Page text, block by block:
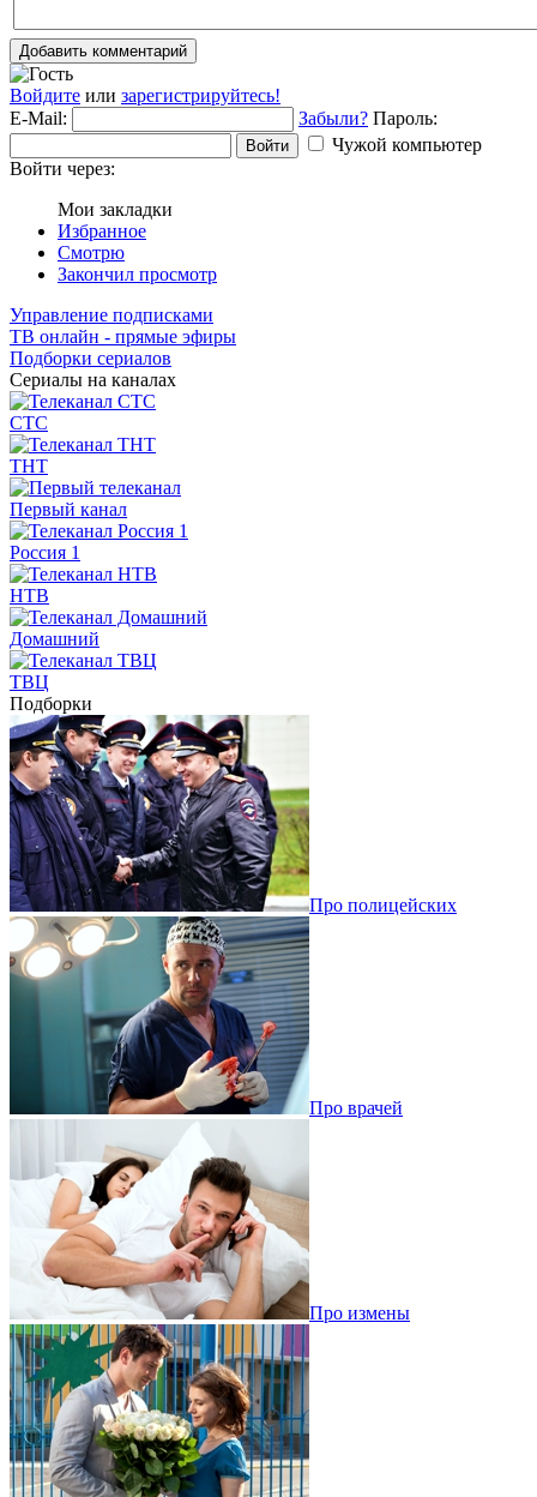
Добавить комментарий
Войдите или зарегистрируйтесь!
E-Mail:
Забыли? Пароль:
Войти
Чужой компьютер
Войти через:
Мои закладки
Избранное
Смотрю
Закончил просмотр
Управление подписками
ТВ онлайн - прямые эфиры
Подборки сериалов
Сериалы на каналах
СТС
ТНТ
Первый канал
Россия 1
НТВ
Домашний
ТВЦ
Подборки
Про полицейских
Про врачей
Про измены